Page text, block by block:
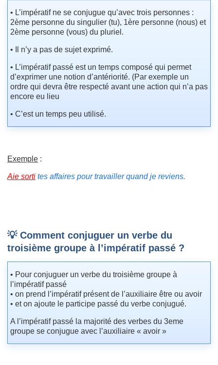
• L’impératif ne se conjugue qu’avec trois personnes :
2ème personne du singulier (tu), 1ère personne (nous) et
2ème personne (vous) du pluriel.
• Il n’y a pas de sujet exprimé.
• L’impératif passé est un temps composé qui permet
d’exprimer une notion d’antériorité. (Par exemple un
ordre qui devra être respecté avant une action qui n’a pas
encore eu lieu
• C’est un temps peu utilisé.
Exemple :
Aie sorti tes affaires pour travailler quand je reviens.
💡 Comment conjuguer un verbe du
troisième groupe à l’impératif passé ?
• Pour conjuguer un verbe du troisième groupe à
l’impératif passé
• on prend l’impératif présent de l’auxiliaire être ou avoir
• et on ajoute le participe passé du verbe conjugué.
A l’impératif passé la majorité des verbes du 3eme
groupe se conjugue avec l’auxiliaire « avoir »